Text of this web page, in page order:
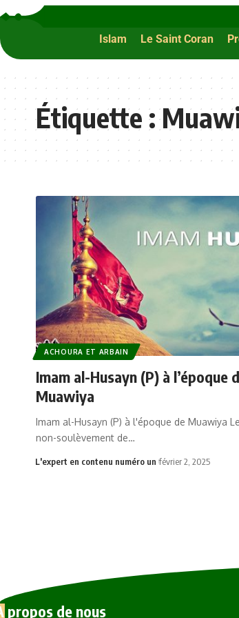
Islam Le Saint Coran
Étiquette :
ACHOURA ET ARBAIN
Imam al-Husayn (P) à l’époque
Muawiya
Imam al-Husayn (P) à l'époque de Muawiya
non-soulèvement de…
L'expert en contenu numéro un février 2, 2025
propos de nous